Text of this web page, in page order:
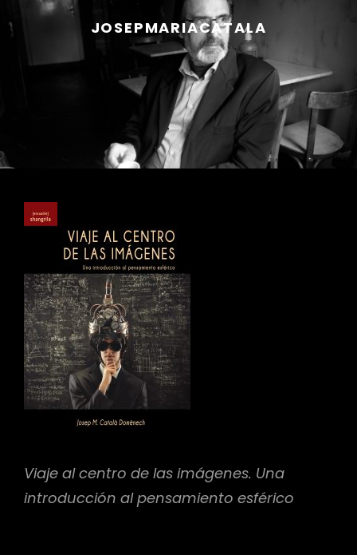
JOSEPMARIACATALA
Viaje al centro de las imágenes. Una
introducción al pensamiento esférico